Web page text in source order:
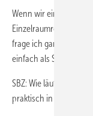
Wenn wir eine neue
frage ich gar nicht
einfach als Stand der
SBZ: Wie läuft die
praktisch in die neue